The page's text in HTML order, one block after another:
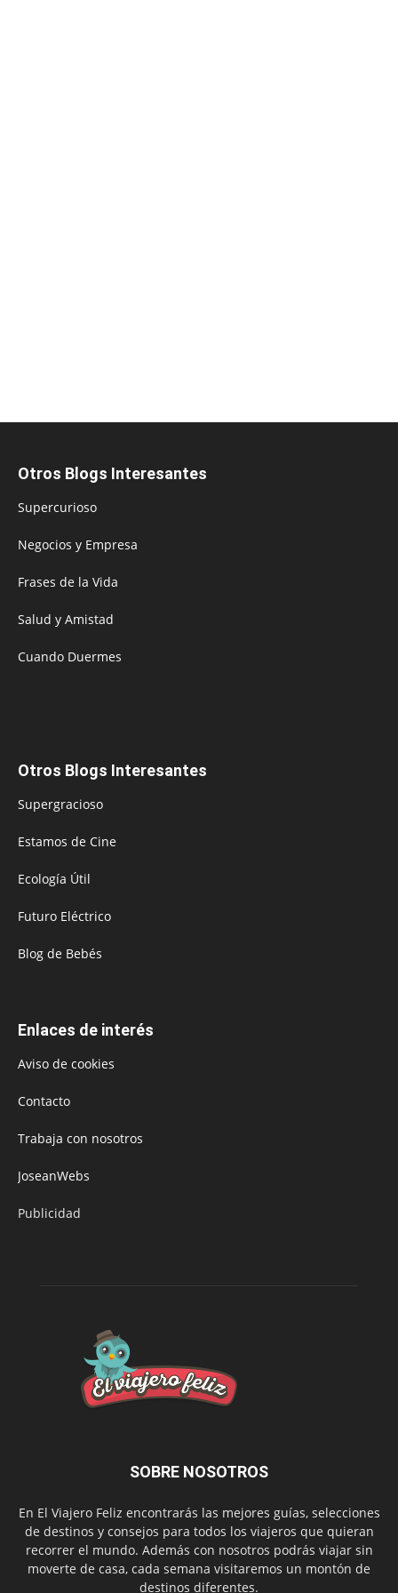
Otros Blogs Interesantes
Supercurioso
Negocios y Empresa
Frases de la Vida
Salud y Amistad
Cuando Duermes
Otros Blogs Interesantes
Supergracioso
Estamos de Cine
Ecología Útil
Futuro Eléctrico
Blog de Bebés
Enlaces de interés
Aviso de cookies
Contacto
Trabaja con nosotros
JoseanWebs
Publicidad
SOBRE NOSOTROS
En El Viajero Feliz encontrarás las mejores guías, selecciones
de destinos y consejos para todos los viajeros que quieran
recorrer el mundo. Además con nosotros podrás viajar sin
moverte de casa, cada semana visitaremos un montón de
destinos diferentes.